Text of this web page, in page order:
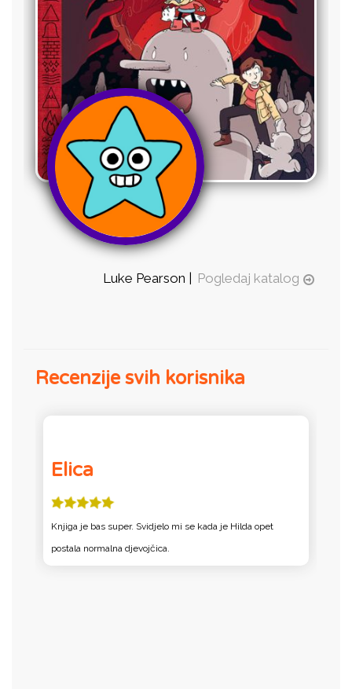
Luke Pearson | Pogledaj katalog
Recenzije svih korisnika
Elica
Knjiga je bas super. Svidjelo mi se kada je Hilda opet
postala normalna djevojčica.